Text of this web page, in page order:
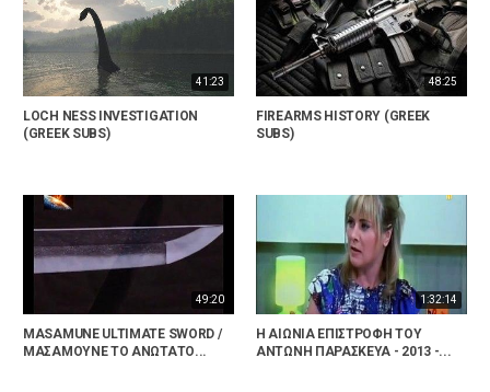
41:23
LOCH NESS INVESTIGATION
(GREEK SUBS)
48:25
FIREARMS HISTORY (GREEK
SUBS)
49:20
MASAMUNE ULTIMATE SWORD /
ΜΑΣΑΜΟΥΝΕ ΤΟ ΑΝΩΤΑΤΟ...
1:32:14
Η ΑΙΩΝΙΑ ΕΠΙΣΤΡΟΦΗ ΤΟΥ
ΑΝΤΩΝΗ ΠΑΡΑΣΚΕΥΑ - 2013 -...